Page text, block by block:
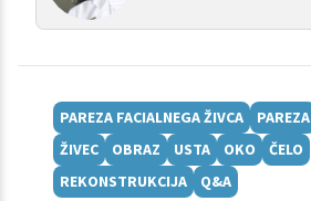
PAREZA FACIALNEGA ŽIVCA PAREZA
ŽIVEC
OBRAZ USTA OKO
ČELO
REKONSTRUKCIJA
Q&A